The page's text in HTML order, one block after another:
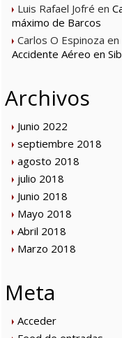
Luis Rafael Jofré en
máximo de Barcos
Carlos O Espinoza en
Accidente Aéreo en
Archivos
Junio 2022
septiembre 2018
agosto 2018
julio 2018
Junio 2018
Mayo 2018
Abril 2018
Marzo 2018
Meta
Acceder